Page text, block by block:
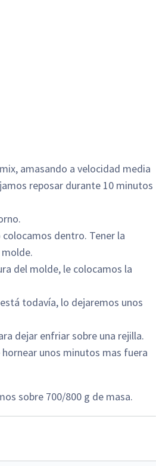
amasando a velocidad media
reposar durante 10 minutos
dentro. Tener la
del molde, le colocamos la
todavía, lo dejaremos unos
dejar enfriar sobre una rejilla.
unos minutos mas fuera
sobre 700/800 g de masa.